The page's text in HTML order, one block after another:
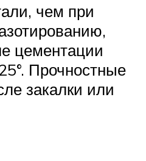
чем при
цементации
Прочностные
закалки или